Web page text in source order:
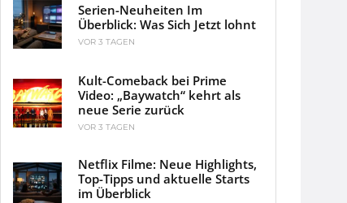
Serien-Neuheiten Im
Überblick: Was Sich Jetzt lohnt
VOR 3 TAGEN
Kult-Comeback bei Prime
Video: „Baywatch“ kehrt als
neue Serie zurück
VOR 3 TAGEN
Netflix Filme: Neue Highlights,
Top-Tipps und aktuelle Starts
im Überblick